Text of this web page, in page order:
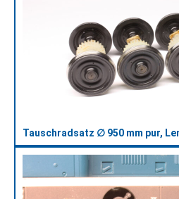
Tauschradsatz ∅ 950 mm pur,